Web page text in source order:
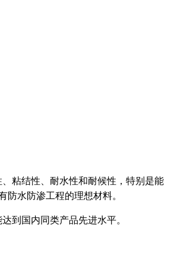
粘结性、耐水性和耐候性，特别是能
水防渗工程的理想材料。
到国内同类产品先进水平。